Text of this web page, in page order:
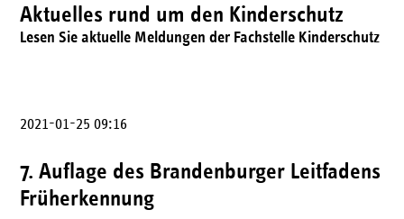
Aktuelles rund um den Kinderschutz
Lesen Sie aktuelle Meldungen der Fachstelle Kinderschutz
2021-01-25 09:16
7. Auflage des Brandenburger Leitfadens
Früherkennung